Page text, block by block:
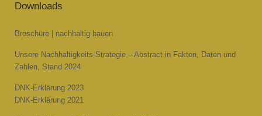
Downloads
Broschüre | nachhaltig bauen
Unsere Nachhaltigkeits-Strategie – Abstract in Fakten, Daten und
Zahlen, Stand 2024
DNK-Erklärung 2023
DNK-Erklärung 2021